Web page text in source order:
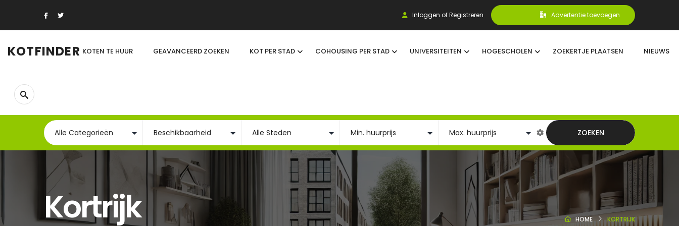
Inloggen of Registreren Advertentie toevoegen
KOTFINDER KOTEN TE HUUR GEAVANCEERD ZOEKEN KOT PER STAD COHOUSING PER STAD UNIVERSITEITEN HOGESCHOLEN ZOEKERTJE PLAATSEN NIEUWS
ZOEKEN
Kortrijk HOME KORTRIJK